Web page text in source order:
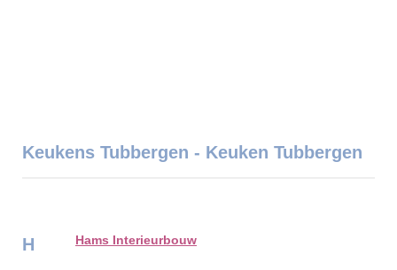
Keukens Tubbergen - Keuken Tubbergen
H Hams Interieurbouw